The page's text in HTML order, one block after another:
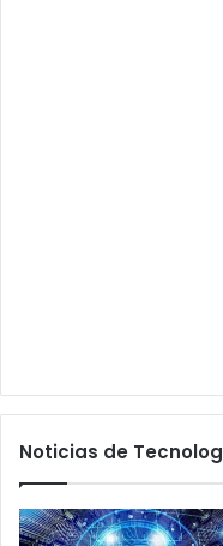
Noticias de